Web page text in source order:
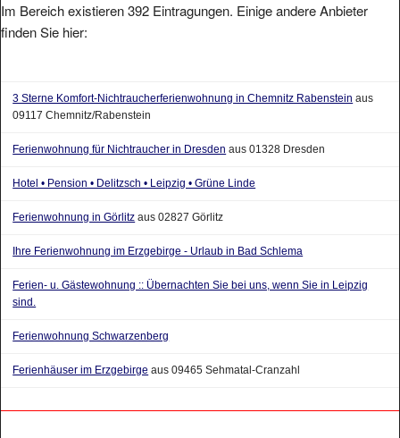
Im Bereich existieren 392 Eintragungen. Einige andere Anbieter
finden Sie hier:
3 Sterne Komfort-Nichtraucherferienwohnung in Chemnitz Rabenstein aus
09117 Chemnitz/Rabenstein
Ferienwohnung für Nichtraucher in Dresden aus 01328 Dresden
Hotel • Pension • Delitzsch • Leipzig • Grüne Linde
Ferienwohnung in Görlitz aus 02827 Görlitz
Ihre Ferienwohnung im Erzgebirge - Urlaub in Bad Schlema
Ferien- u. Gästewohnung :: Übernachten Sie bei uns, wenn Sie in Leipzig
sind.
Ferienwohnung Schwarzenberg
Ferienhäuser im Erzgebirge aus 09465 Sehmatal-Cranzahl